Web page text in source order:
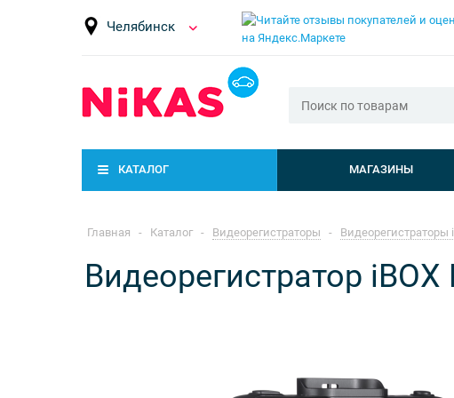
Челябинск
КАТАЛОГ МАГАЗИНЫ
Главная - Каталог - Видеорегистраторы - Видеорегистраторы
Видеорегистратор iBOX